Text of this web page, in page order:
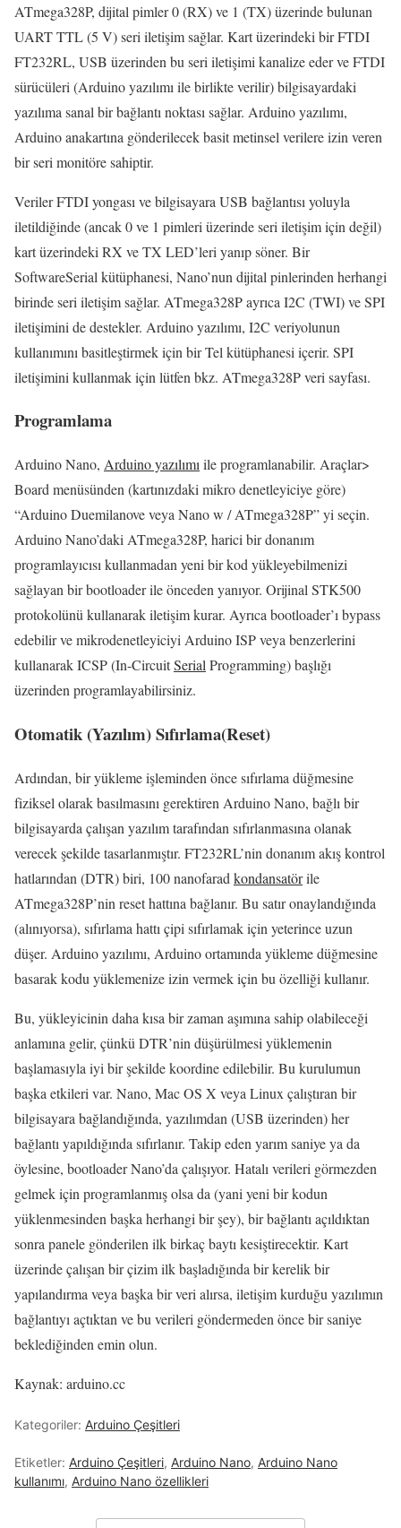
ATmega328P, dijital pimler 0 (RX) ve 1 (TX) üzerinde bulunan
UART TTL (5 V) seri iletişim sağlar. Kart üzerindeki bir FTDI
FT232RL, USB üzerinden bu seri iletişimi kanalize eder ve FTDI
sürücüleri (Arduino yazılımı ile birlikte verilir) bilgisayardaki
yazılıma sanal bir bağlantı noktası sağlar. Arduino yazılımı,
Arduino anakartına gönderilecek basit metinsel verilere izin veren
bir seri monitöre sahiptir.
Veriler FTDI yongası ve bilgisayara USB bağlantısı yoluyla
iletildiğinde (ancak 0 ve 1 pimleri üzerinde seri iletişim için değil)
kart üzerindeki RX ve TX LED’leri yanıp söner. Bir
SoftwareSerial kütüphanesi, Nano’nun dijital pinlerinden herhangi
birinde seri iletişim sağlar. ATmega328P ayrıca I2C (TWI) ve SPI
iletişimini de destekler. Arduino yazılımı, I2C veriyolunun
kullanımını basitleştirmek için bir Tel kütüphanesi içerir. SPI
iletişimini kullanmak için lütfen bkz. ATmega328P veri sayfası.
Programlama
Arduino Nano, Arduino yazılımı ile programlanabilir. Araçlar>
Board menüsünden (kartınızdaki mikro denetleyiciye göre)
“Arduino Duemilanove veya Nano w / ATmega328P” yi seçin.
Arduino Nano’daki ATmega328P, harici bir donanım
programlayıcısı kullanmadan yeni bir kod yükleyebilmenizi
sağlayan bir bootloader ile önceden yanıyor. Orijinal STK500
protokolünü kullanarak iletişim kurar. Ayrıca bootloader’ı bypass
edebilir ve mikrodenetleyiciyi Arduino ISP veya benzerlerini
kullanarak ICSP (In-CircuitSerial Programming) başlığı
üzerinden programlayabilirsiniz.
Otomatik (Yazılım) Sıfırlama(Reset)
Ardından, bir yükleme işleminden önce sıfırlama düğmesine
fiziksel olarak basılmasını gerektiren Arduino Nano, bağlı bir
bilgisayarda çalışan yazılım tarafından sıfırlanmasına olanak
verecek şekilde tasarlanmıştır. FT232RL’nin donanım akış kontrol
hatlarından (DTR) biri, 100 nanofarad kondansatörile
ATmega328P’nin reset hattına bağlanır. Bu satır onaylandığında
(alınıyorsa), sıfırlama hattı çipi sıfırlamak için yeterince uzun
düşer. Arduino yazılımı, Arduino ortamında yükleme düğmesine
basarak kodu yüklemenize izin vermek için bu özelliği kullanır.
Bu, yükleyicinin daha kısa bir zaman aşımına sahip olabileceği
anlamına gelir, çünkü DTR’nin düşürülmesi yüklemenin
başlamasıyla iyi bir şekilde koordine edilebilir. Bu kurulumun
başka etkileri var. Nano, Mac OS X veya Linux çalıştıran bir
bilgisayara bağlandığında, yazılımdan (USB üzerinden) her
bağlantı yapıldığında sıfırlanır. Takip eden yarım saniye ya da
öylesine, bootloader Nano’da çalışıyor. Hatalı verileri görmezden
gelmek için programlanmış olsa da (yani yeni bir kodun
yüklenmesinden başka herhangi bir şey), bir bağlantı açıldıktan
sonra panele gönderilen ilk birkaç baytı kesiştirecektir. Kart
üzerinde çalışan bir çizim ilk başladığında bir kerelik bir
yapılandırma veya başka bir veri alırsa, iletişim kurduğu yazılımın
bağlantıyı açtıktan ve bu verileri göndermeden önce bir saniye
beklediğinden emin olun.
Kaynak: arduino.cc
Kategoriler: Arduino Çeşitleri
Etiketler: Arduino Çeşitleri, Arduino Nano, Arduino Nano
kullanımı, Arduino Nano özellikleri